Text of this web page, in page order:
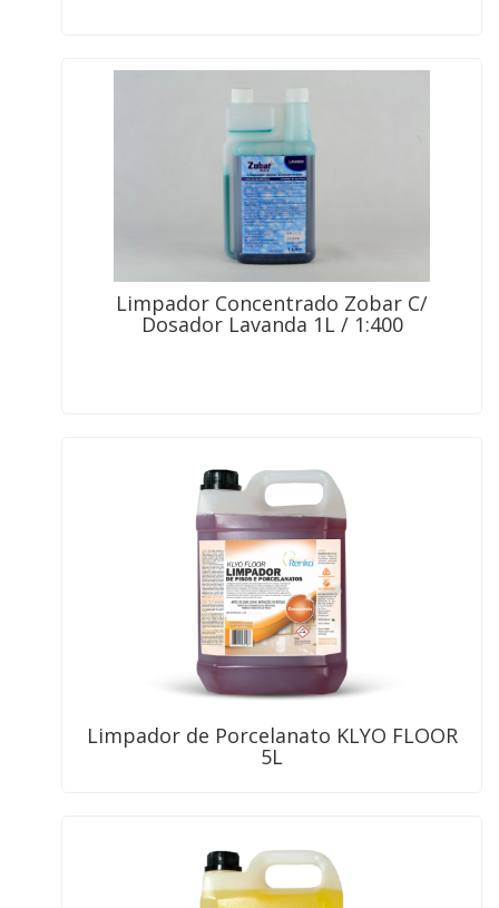
Limpador Concentrado Zobar C/
Dosador Lavanda 1L / 1:400
Limpador de Porcelanato KLYO FLOOR
5L